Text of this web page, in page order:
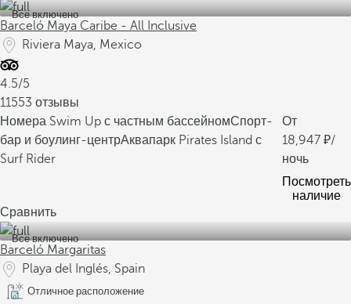
Все включено
Barceló Maya Caribe - All Inclusive
Riviera Maya, Mexico
4.5/5
11553 отзывы
Номера Swim Up с частным бассейномСпорт-
бар и боулинг-центрАквапарк Pirates Island с
Surf Rider
От
18,947
/
ночь
Посмотреть
наличие
Сравнить
Все включено
Barceló Margaritas
Playa del Inglés, Spain
Отличное расположение